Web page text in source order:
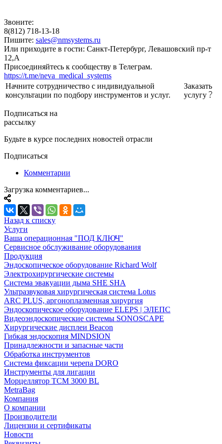
Звоните:
8(812) 718-13-18
Пишите: sales@nmsystems.ru
Или приходите в гости: Санкт-Петербург, Левашовский пр-т
12,А
Присоединяйтесь к сообществу в Телеграм.
https://t.me/neva_medical_systems
Начните сотрудничество с индивидуальной
консультации по подбору инструментов и услуг.
Заказать
услугу
Подписаться на
рассылку
Будьте в курсе последних новостей отрасли
Подписаться
Комментарии
Загрузка комментариев...
Назад к списку
Услуги
Ваша операционная "ПОД КЛЮЧ"
Сервисное обслуживание оборудования
Продукция
Эндоскопическое оборудование Richard Wolf
Электрохирургические системы
Система эвакуации дыма SHE SHA
Ультразвуковая хирургическая система Lotus
ARC PLUS, аргоноплазменная хирургия
Эндоскопическое оборудование ELEPS | ЭЛЕПС
Видеоэндоскопические системы SONOSCAPE
Хирургические дисплеи Beacon
Гибкая эндоскопия MINDSION
Принадлежности и запасные части
Обработка инструментов
Система фиксации черепа DORO
Инструменты для лигации
Морцеллятор ТСМ 3000 BL
MetraBag
Компания
О компании
Производители
Лицензии и сертификаты
Новости